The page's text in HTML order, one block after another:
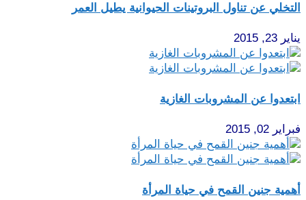
التخلي عن تناول البروتينات الحيوانية يطيل العمر
يناير 23, 2015
ابتعدوا عن المشروبات الغازية
فبراير 02, 2015
أهمية جنين القمح في حياة المرأة‏